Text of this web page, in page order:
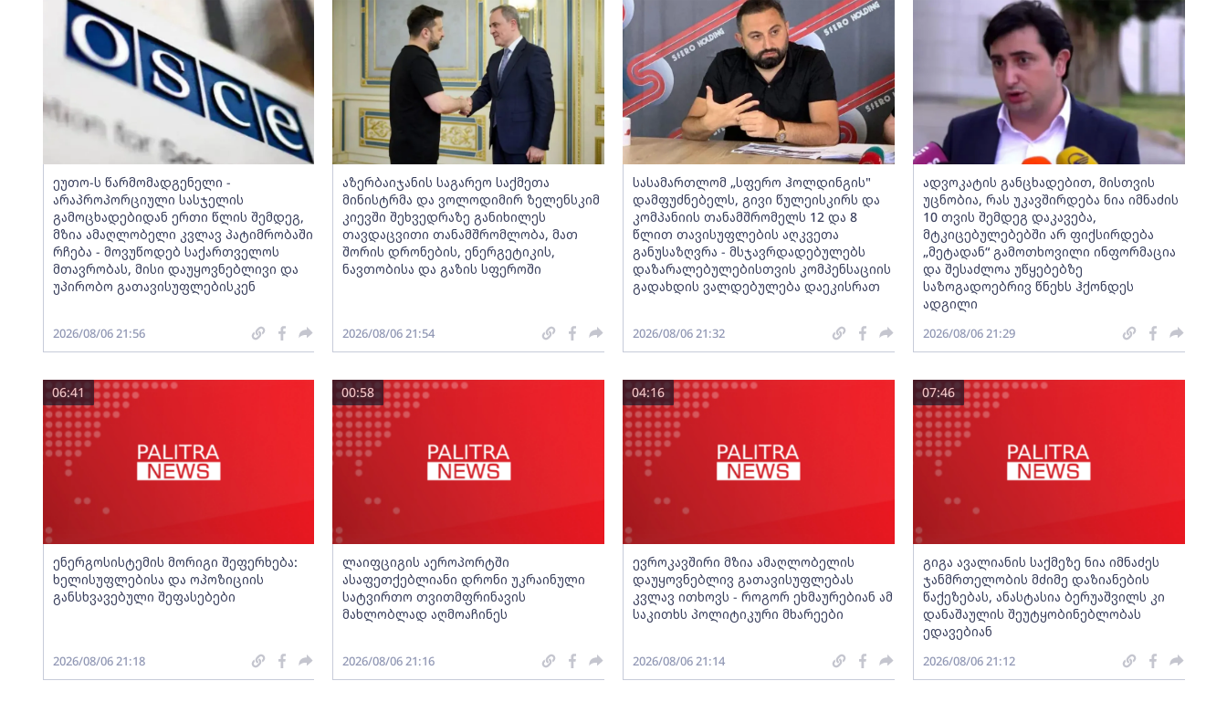
ეუთო-ს წარმომადგენელი -
არაპროპორციული სასჯელის
გამოცხადებიდან ერთი წლის შემდეგ,
მზია ამაღლობელი კვლავ პატიმრობაში
რჩება - მოვუწოდებ საქართველოს
მთავრობას, მისი დაუყოვნებლივი და
უპირობო გათავისუფლებისკენ
2026/08/06 21:56
აზერბაიჯანის საგარეო საქმეთა
მინისტრმა და ვოლოდიმირ ზელენსკიმ
კიევში შეხვედრაზე განიხილეს
თავდაცვითი თანამშრომლობა, მათ
შორის დრონების, ენერგეტიკის,
ნავთობისა და გაზის სფეროში
2026/08/06 21:54
სასამართლომ „სფერო ჰოლდინგის"
დამფუძნებელს, გივი წულეისკირს და
კომპანიის თანამშრომელს 12 და 8
წლით თავისუფლების აღკვეთა
განუსაზღვრა - მსჯავრდადებულებს
დაზარალებულებისთვის კომპენსაციის
გადახდის ვალდებულება დაეკისრათ
2026/08/06 21:32
ადვოკატის განცხადებით, მისთვის
უცნობია, რას უკავშირდება ნია იმნაძის
10 თვის შემდეგ დაკავება,
მტკიცებულებებში არ ფიქსირდება
„მეტადან“ გამოთხოვილი ინფორმაცია
და შესაძლოა უწყებებზე
საზოგადოებრივ წნეხს ჰქონდეს
ადგილი
2026/08/06 21:29
ენერგოსისტემის მორიგი შეფერხება:
ხელისუფლებისა და ოპოზიციის
განსხვავებული შეფასებები
06:41
2026/08/06 21:18
ლაიფციგის აეროპორტში
ასაფეთქებლიანი დრონი უკრაინული
სატვირთო თვითმფრინავის
მახლობლად აღმოაჩინეს
00:58
2026/08/06 21:16
ევროკავშირი მზია ამაღლობელის
დაუყოვნებლივ გათავისუფლებას
კვლავ ითხოვს - როგორ ეხმაურებიან ამ
საკითხს პოლიტიკური მხარეები
04:16
2026/08/06 21:14
გიგა ავალიანის საქმეზე ნია იმნაძეს
ჯანმრთელობის მძიმე დაზიანების
წაქეზებას, ანასტასია ბერუაშვილს კი
დანაშაულის შეუტყობინებლობას
ედავებიან
07:46
2026/08/06 21:12